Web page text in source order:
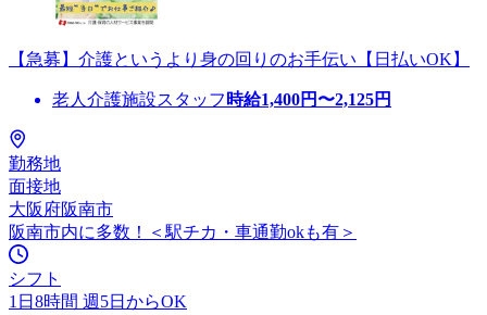
【急募】介護というより身の回りのお手伝い【日払いOK】
老人介護施設スタッフ 時給1,400円〜2,125円
勤務地
面接地
大阪府阪南市
阪南市内に多数！＜駅チカ・車通勤okも有＞
シフト
1日8時間 週5日からOK